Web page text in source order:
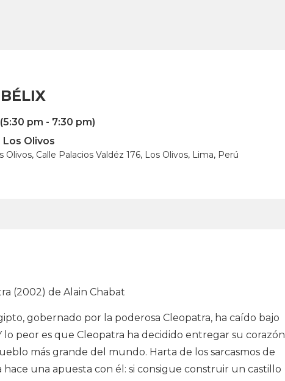
(5:30 pm - 7:30 pm)
Los Olivos
Olivos, Calle Palacios Valdéz 176, Los Olivos, Lima, Perú
(2002) de Alain Chabat
gobernado por la poderosa Cleopatra, ha caído bajo
peor es que Cleopatra ha decidido entregar su corazón
más grande del mundo. Harta de los sarcasmos de
hace una apuesta con él: si consigue construir un castillo